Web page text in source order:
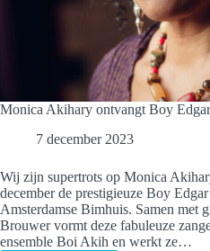
Monica Akihary ontvangt Boy
7 december 2023
Wij zijn supertrots op Monica
december de prestigieuze Boy
Amsterdamse Bimhuis. Samen met
Brouwer vormt deze fabuleuze
ensemble Boi Akih en werkt ze…